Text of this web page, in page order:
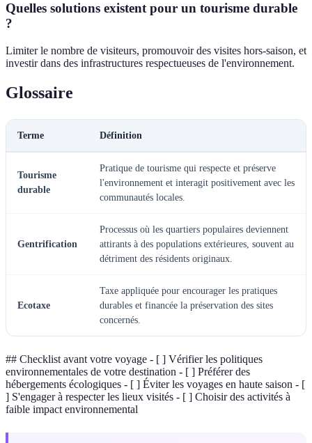
Quelles solutions existent pour un tourisme durable
?
Limiter le nombre de visiteurs, promouvoir des visites hors-saison, et
investir dans des infrastructures respectueuses de l'environnement.
Glossaire
Terme Définition
Tourisme
durable
Pratique de tourisme qui respecte et préserve
l'environnement et interagit positivement avec les
communautés locales.
Gentrification
Processus où les quartiers populaires deviennent
attirants à des populations extérieures, souvent au
détriment des résidents originaux.
Ecotaxe
Taxe appliquée pour encourager les pratiques
durables et financée la préservation des sites
concernés.
## Checklist avant votre voyage - [ ] Vérifier les politiques
environnementales de votre destination - [ ] Préférer des
hébergements écologiques - [ ] Éviter les voyages en haute saison - [
] S'engager à respecter les lieux visités - [ ] Choisir des activités à
faible impact environnemental